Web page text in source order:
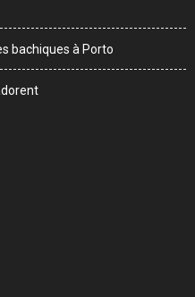
bachiques à Porto